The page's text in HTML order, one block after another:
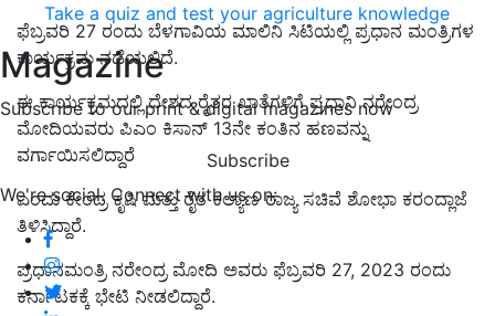
Take a quiz and test your agriculture knowledge
Magazine
Subscribe to our print & digital magazines now
Subscribe
We're social. Connect with us on:
ಫೆಬ್ರವರಿ 27 ರಂದು ಬೆಳಗಾವಿಯ ಮಾಲಿನಿ ಸಿಟಿಯಲ್ಲಿ ಪ್ರಧಾನ ಮಂತ್ರಿಗಳ
ಕಾರ್ಯಕ್ರಮ ನಡೆಯಲಿದೆ.
ಈ ಕಾರ್ಯಕ್ರಮದಲ್ಲಿ ದೇಶದ ರೈತರ ಖಾತೆಗಳಿಗೆ ಪ್ರಧಾನಿ ನರೇಂದ್ರ
ಮೋದಿಯವರು ಪಿಎಂ ಕಿಸಾನ್ 13ನೇ ಕಂತಿನ ಹಣವನ್ನು
ವರ್ಗಾಯಿಸಲಿದ್ದಾರೆ
ಎಂದು ಕೇಂದ್ರ ಕೃಷಿ ಮತ್ತು ರೈತ ಕಲ್ಯಾಣ ರಾಜ್ಯ ಸಚಿವೆ ಶೋಭಾ ಕರಂದ್ಲಾಜೆ
ತಿಳಿಸಿದ್ದಾರೆ.
ಪ್ರಧಾನಮಂತ್ರಿ ನರೇಂದ್ರ ಮೋದಿ ಅವರು ಫೆಬ್ರವರಿ 27, 2023 ರಂದು
ಕರ್ನಾಟಕಕ್ಕೆ ಭೇಟಿ ನೀಡಲಿದ್ದಾರೆ.